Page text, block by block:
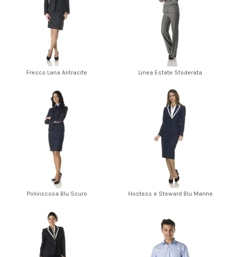
Fresco Lana Antracite Linea Estate Sfoderata
Poliviscosa Blu Scuro Hostess e Steward Blu Marine